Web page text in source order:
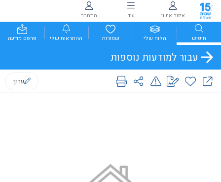
איזור אישי עוד התחבר
חיפוש הלוח שלי שמורות ההתראות שלי פרסם מודעה
עבור למודעות נוספות
ערוך